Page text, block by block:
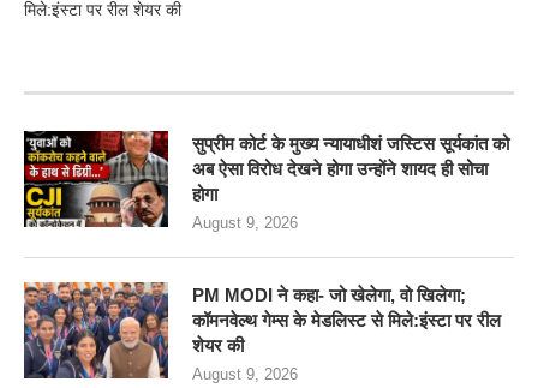
मिले:इंस्टा पर रील शेयर की
सुप्रीम कोर्ट के मुख्य न्यायाधीशं जस्टिस सूर्यकांत को
अब ऐसा विरोध देखने होगा उन्होंने शायद ही सोचा
होगा
August 9, 2026
PM MODI ने कहा- जो खेलेगा, वो खिलेगा;
कॉमनवेल्थ गेम्स के मेडलिस्ट से मिले:इंस्टा पर रील
शेयर की
August 9, 2026